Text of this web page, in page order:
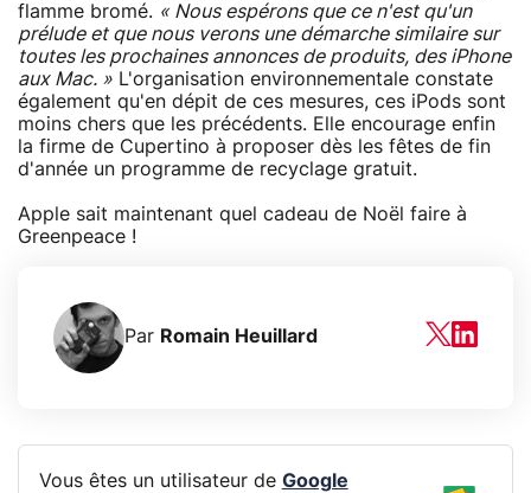
flamme bromé. « Nous espérons que ce n'est qu'un
prélude et que nous verons une démarche similaire sur
toutes les prochaines annonces de produits, des iPhone
aux Mac. » L'organisation environnementale constate
également qu'en dépit de ces mesures, ces iPods sont
moins chers que les précédents. Elle encourage enfin
la firme de Cupertino à proposer dès les fêtes de fin
d'année un programme de recyclage gratuit.
Apple sait maintenant quel cadeau de Noël faire à
Greenpeace !
Par Romain Heuillard
Vous êtes un utilisateur de Google